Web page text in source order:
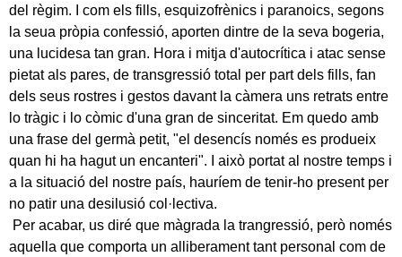
del règim. I com els fills, esquizofrènics i paranoics, segons
la seua pròpia confessió, aporten dintre de la seva bogeria,
una lucidesa tan gran. Hora i mitja d'autocrítica i atac sense
pietat als pares, de transgressió total per part dels fills, fan
dels seus rostres i gestos davant la càmera uns retrats entre
lo tràgic i lo còmic d'una gran de sinceritat. Em quedo amb
una frase del germà petit, "el desencís només es produeix
quan hi ha hagut un encanteri". I això portat al nostre temps i
a la situació del nostre país, hauríem de tenir-ho present per
no patir una desilusió col·lectiva.
Per acabar, us diré que màgrada la trangressió, però només
aquella que comporta un alliberament tant personal com de